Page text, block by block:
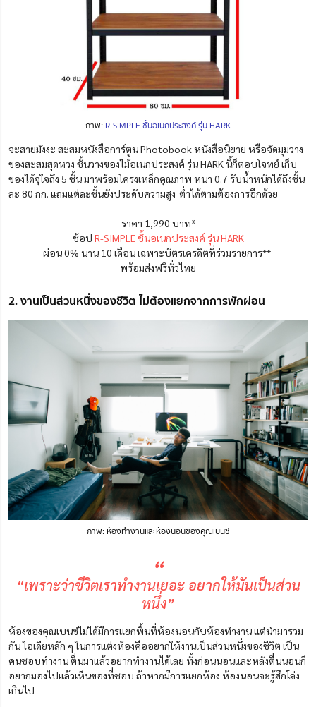
ภาพ: R-SIMPLE ชั้นอเนกประสงค์ รุ่น HARK
จะสายมังงะ สะสมหนังสือการ์ตูน Photobook หนังสือนิยาย หรือจัดมุมวาง
ของสะสมสุดหวง ชั้นวางของไม้อเนกประสงค์ รุ่น HARK นี้ก็ตอบโจทย์ เก็บ
ของได้จุใจถึง 5 ชั้น มาพร้อมโครงเหล็กคุณภาพ หนา 0.7 รับน้ำหนักได้ถึงชั้น
ละ 80 กก. แถมแต่ละชั้นยังประดับความสูง-ต่ำได้ตามต้องการอีกด้วย
ราคา 1,990 บาท*
ช้อป R-SIMPLE ชั้นอเนกประสงค์ รุ่น HARK
ผ่อน 0% นาน 10 เดือน เฉพาะบัตรเครดิตที่ร่วมรายการ**
พร้อมส่งฟรีทั่วไทย
2. งานเป็นส่วนหนึ่งของชีวิต ไม่ต้องแยกจากการพักผ่อน
ภาพ: ห้องทำงานและห้องนอนของคุณเบนซ์
“
“เพราะว่าชีวิตเราทำงานเยอะ อยากให้มันเป็นส่วน
หนึ่ง”
ห้องของคุณเบนซ์ไม่ได้มีการแยกพื้นที่ห้องนอนกับห้องทำงาน แต่นำมารวม
กัน ไอเดียหลัก ๆ ในการแต่งห้องคืออยากให้งานเป็นส่วนหนึ่งของชีวิต เป็น
คนชอบทำงาน ตื่นมาแล้วอยากทำงานได้เลย ทั้งก่อนนอนและหลังตื่นนอนก็
อยากมองไปแล้วเห็นของที่ชอบ ถ้าหากมีการแยกห้อง ห้องนอนจะรู้สึกโล่ง
เกินไป